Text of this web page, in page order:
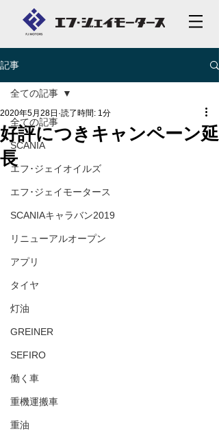
記事
全ての記事
SCANIA
エフ･ジェイオイルズ
エフ･ジェイモータース
SCANIAキャラバン2019
リニューアルオープン
アプリ
タイヤ
灯油
GREINER
SEFIRO
働く車
重機運搬車
重油
全ての記事
好評につきキャンペーン延
長
2020年5月28日 読了時間: 1分